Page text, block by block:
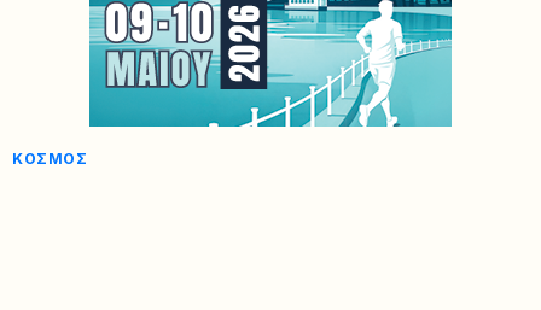
ΚΌΣΜΟΣ